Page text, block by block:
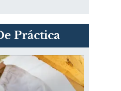
Práctica
de polivinilo